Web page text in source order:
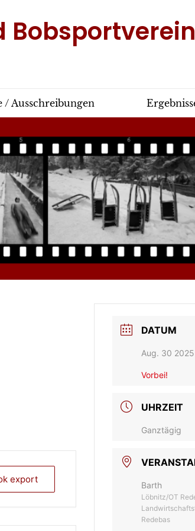
/ Ausschreibungen
export
DATUM
Aug. 30 2025
Vorbei!
UHRZEIT
Ganztägig
Barth
Löbnitz/OT
Redebas